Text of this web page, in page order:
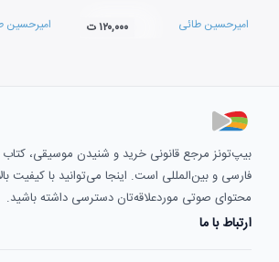
امیرحسین طائی ۱۲۰,۰۰۰ ت امیرحسین
بیپ‌تونز مرجع قانونی خرید و شنیدن موسیقی،
فارسی و بین‌المللی است. اینجا می‌توانید با کیفیت
محتوای صوتی موردعلاقه‌تان دسترسی داشته باشید.
ارتباط با ما